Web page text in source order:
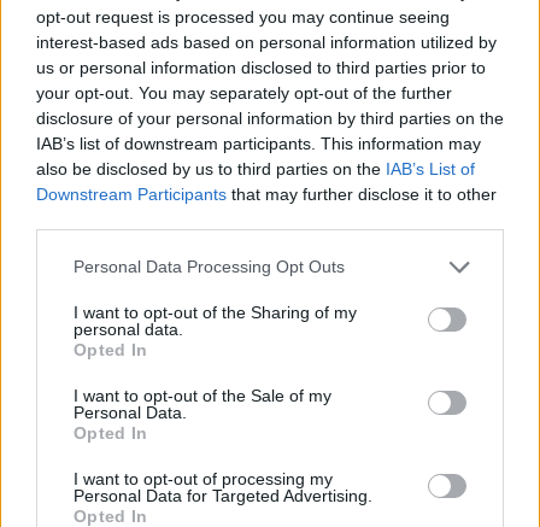
opt-out request is processed you may continue seeing
interest-based ads based on personal information utilized by
us or personal information disclosed to third parties prior to
your opt-out. You may separately opt-out of the further
disclosure of your personal information by third parties on the
IAB’s list of downstream participants. This information may
also be disclosed by us to third parties on the IAB’s List of
Downstream Participants that may further disclose it to other
Personal Data Processing Opt Outs
I want to opt-out of the Sharing of my
personal data.
Opted In
I want to opt-out of the Sale of my
Personal Data.
Opted In
I want to opt-out of processing my
Personal Data for Targeted Advertising.
Opted In
della situazione e dell’avversario, ma anche in caso di
squalifica o infortunio. Avere la possibilità di variare ti mostra il
valore della squadra. Con Buongiorno, senza nulla togliere agli
altri, cambia molto: è un investimento importante che ha
dimostrato subito dai primi giorni del suo arrivo lo scorso
anno. Ti dà soluzioni, è affidabile, sui calci piazzati è un
terminale offensivo importante che alza la qualità. Nazionale?
fondamentali per l’Italia. Dobbiamo sperare di arrivare a
qualificazioni dei Mondiali".